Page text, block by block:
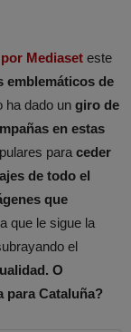
Mediaset este
emblemáticos de
ha dado un giro de
en estas
para ceder
de todo el
que
que le sigue la
el
O
para Cataluña?